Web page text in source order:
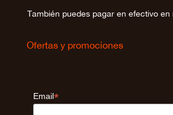
También puedes pagar en efectivo en
Ofertas y promociones
Email*